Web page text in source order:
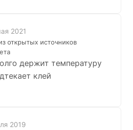
2021
открытых источников
держит температуру
клей
2019